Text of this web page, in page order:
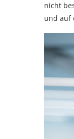
nicht
und auf